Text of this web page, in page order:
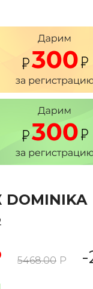
5468.00 Р -